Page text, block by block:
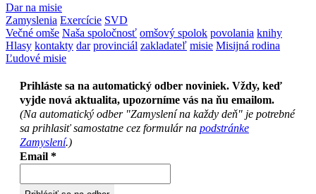
Dar na misie
Zamyslenia Exercície SVD
Večné omše Naša spoločnosť omšový spolok povolania knihy
Hlasy kontakty dar provinciál zakladateľ misie Misijná rodina
Ľudové misie
Prihláste sa na automatický odber noviniek. Vždy, keď
vyjde nová aktualita, upozorníme vás na ňu emailom.
(Na automatický odber "Zamyslení na každy deň" je potrebné
sa prihlasiť samostatne cez formulár na podstránke
Zamyslení.)
Email *